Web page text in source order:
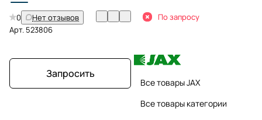
0
Нет отзывов
Арт. 523806
Запросить
По запросу
Все товары JAX
Все товары категории